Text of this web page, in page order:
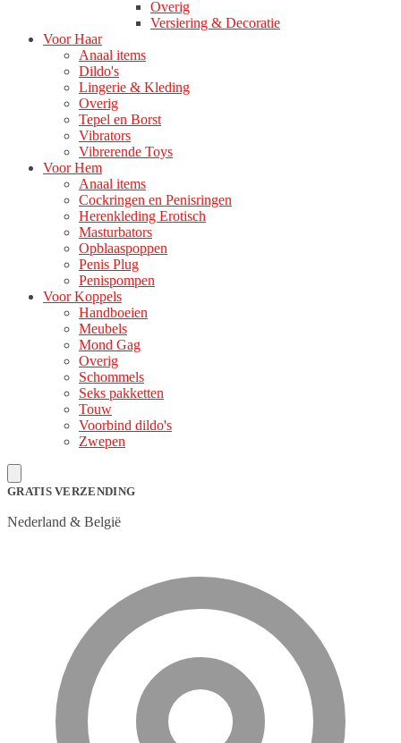
Overig
Versiering & Decoratie
Voor Haar
Anaal items
Dildo's
Lingerie & Kleding
Overig
Tepel en Borst
Vibrators
Vibrerende Toys
Voor Hem
Anaal items
Cockringen en Penisringen
Herenkleding Erotisch
Masturbators
Opblaaspoppen
Penis Plug
Penispompen
Voor Koppels
Handboeien
Meubels
Mond Gag
Overig
Schommels
Seks pakketten
Touw
Voorbind dildo's
Zwepen
GRATIS VERZENDING
Nederland & België